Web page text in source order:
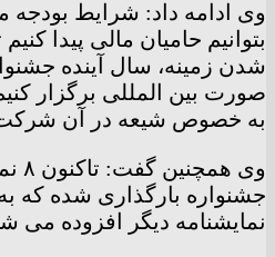
وی ادامه داد: شرایط بودجه
بتوانیم حامیان مالی پیدا
شدن زمینه، سال آینده
صورت بین المللی برگزار
به خصوص شیعه در آن شرکت
وی
نمایشنامه دیگر افزوده می